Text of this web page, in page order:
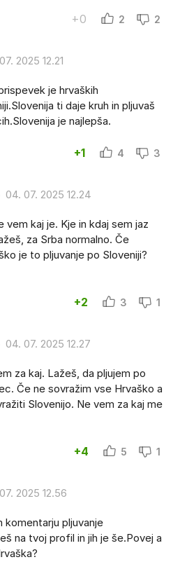
+0 2 2
2025 12.21
je hrvaških
ti daje kruh in pljuvaš
je najlepša.
+1 4 3
04. 07. 2025 12.24
vem kaj je. Kje in kdaj sem jaz
za Srba normalno. Če
je to pljuvanje po Sloveniji?
+2 3 1
04. 07. 2025 12.27
za kaj. Lažeš, da pljujem po
Če ne sovražim vse Hrvaško a
Slovenijo. Ne vem za kaj me
+4 5 1
2025 12.56
komentarju pljuvanje
na tvoj profil in jih je še.Povej a